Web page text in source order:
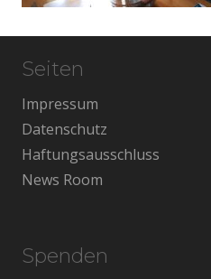
Seiten
Impressum
Datenschutz
Haftungsausschluss
News Room
Spenden